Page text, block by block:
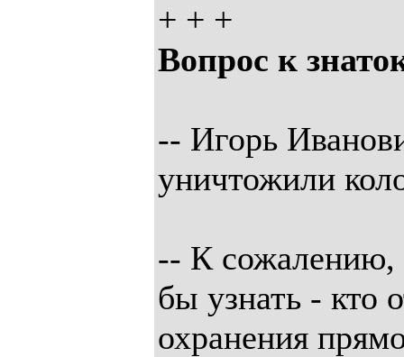
+ + +
Вопрос к
-- Игорь
уничтожили
-- К сожалению,
бы узнать - кто
охранения